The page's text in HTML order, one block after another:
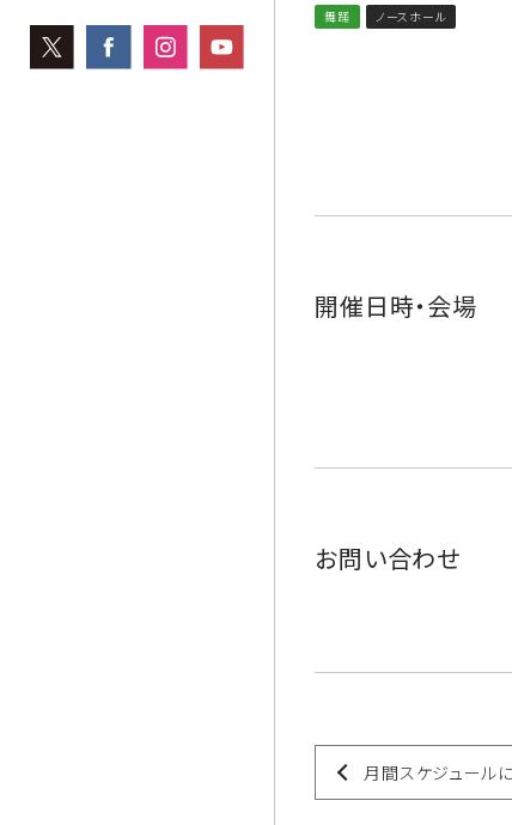
舞踊 ノースホール
開催日時・会場
お問い合わせ
月間スケジュール